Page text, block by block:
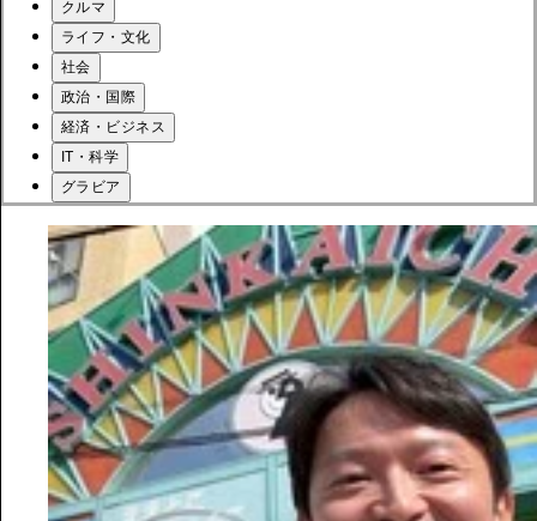
クルマ
ライフ・文化
社会
政治・国際
経済・ビジネス
IT・科学
グラビア